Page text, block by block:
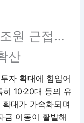
원 근접…
산
자 확대에 힘입어
10·20대 등의 유
대가 가속화되며
금 이동이 활발해